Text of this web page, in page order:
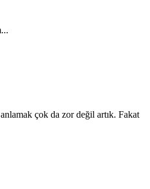
çok da zor değil artık. Fakat